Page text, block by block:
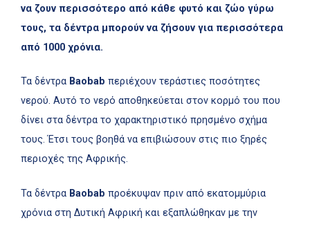
να ζουν περισσότερο από κάθε φυτό και ζώο γύρω
τους, τα δέντρα μπορούν να ζήσουν για περισσότερα
από 1000 χρόνια.
Τα δέντρα Baobab περιέχουν τεράστιες ποσότητες
νερού. Αυτό το νερό αποθηκεύεται στον κορμό του που
δίνει στα δέντρα το χαρακτηριστικό πρησμένο σχήμα
τους. Έτσι τους βοηθά να επιβιώσουν στις πιο ξηρές
περιοχές της Αφρικής.
Τα δέντρα Βaobab προέκυψαν πριν από εκατομμύρια
χρόνια στη Δυτική Αφρική και εξαπλώθηκαν με την